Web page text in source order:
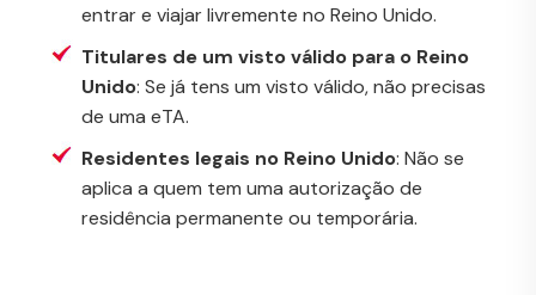
entrar e viajar livremente no Reino Unido.
Titulares de um visto válido para o Reino
Unido: Se já tens um visto válido, não precisas
de uma eTA.
Residentes legais no Reino Unido: Não se
aplica a quem tem uma autorização de
residência permanente ou temporária.